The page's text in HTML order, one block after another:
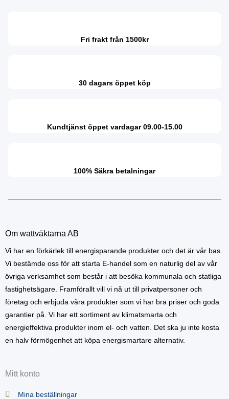
Fri frakt från 1500kr
30 dagars öppet köp
Kundtjänst öppet vardagar 09.00-15.00
100% Säkra betalningar
Om wattväktarna AB
Vi har en förkärlek till energisparande produkter och det är vår bas.
Vi bestämde oss för att starta E-handel som en naturlig del av vår
övriga verksamhet som består i att besöka kommunala och statliga
fastighetsägare. Framförallt vill vi nå ut till privatpersoner och
företag och erbjuda våra produkter som vi har bra priser och goda
garantier på. Vi har ett sortiment av klimatsmarta och
energieffektiva produkter inom el- och vatten. Det ska ju inte kosta
en halv förmögenhet att köpa energismartare alternativ.
Mitt konto
Mina beställningar